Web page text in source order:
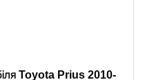
Toyota Prius 2010-